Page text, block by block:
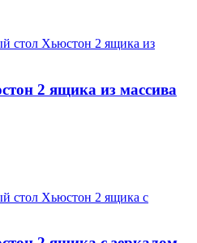
2 ящика из массива